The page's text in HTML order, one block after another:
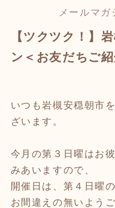
メールマ
【ツクツク！】
ン＜お友だちご
いつも岩槻安穏朝市
ざいます。
今月の第３日曜はお
みあいますので、
開催日は、第４日曜
お間違えの無いよう